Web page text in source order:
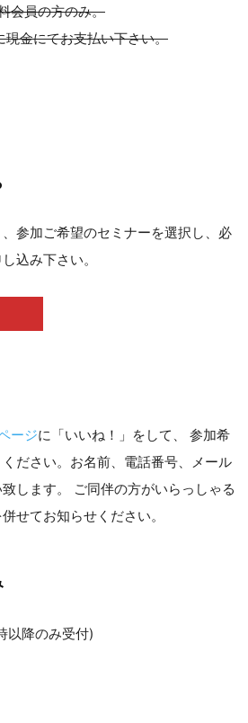
会員の方のみ。
金にてお支払い下さい。
参加ご希望のセミナーを選択し、必
込み下さい。
ージに「いいね！」をして、 参加希
ださい。お名前、電話番号、メール
します。 ご同伴の方がいらっしゃる
せてお知らせください。
以降のみ受付)